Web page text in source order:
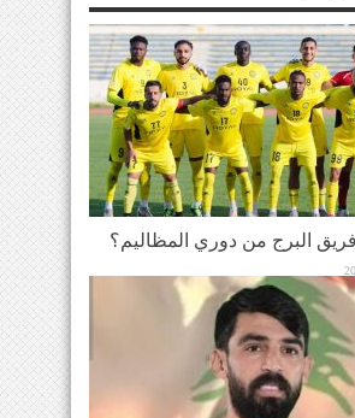
البرج من دوري المظاليم؟